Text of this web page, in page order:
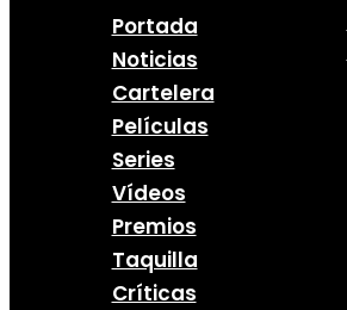
Portada
Noticias
Cartelera
Películas
Series
Vídeos
Premios
Taquilla
Críticas